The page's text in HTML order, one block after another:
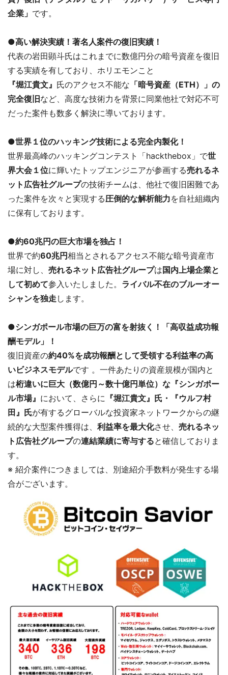
企業」 です。
●高い解決実績！著名人案件の復旧実績！
代表の岩田顕斗氏はこれまでに数億円分の暗号資産を復旧
する実績を有しており、ホリエモンこと
『堀江貴文』 氏のアクセス不能な 「暗号資産（ETH）」の
完全復旧など、高度な技術力を背景に同業他社で対応不可
だった案件も数多く解決に導いております。
●世界１位のハッキング技術による完全内製化！
世界最高峰のハッキングコンテスト「hackthebox」で世
界大会１位に輝いたトップエンジニアが参画する売れるネ
ット広告社グループの技術チームは、他社で復旧困難であ
った案件を次々と実現する圧倒的な解析能力を自社組織内
に保有しております。
●約60兆円の巨大市場を独占！
世界で約60兆円相当とされるアクセス不能な暗号資産市
場に対し、 売れるネット広告社グループは 国内上場企業と
して初めて参入いたしました。 ライバル不在のブルーオー
シャンを独走します。
●シンガポール市場の巨万の富を射抜く！「高収益成功報
酬モデル」！
復旧資産の約40%を成功報酬として受領する利益率の高
いビジネスモデルです 。一件あたりの資産規模が国内と
は桁違いに巨大（数億円～数十億円単位）な『シンガポー
ル市場』 において、さらに 『堀江貴文』氏・『ウルフ村
田』氏が有するグローバルな投資家ネットワークからの継
続的な大型案件獲得は、 利益率を最大化させ、 売れるネッ
ト広告社グループの連結業績に寄与すると確信しておりま
す。
※ 紹介案件につきましては、別途紹介手数料が発生する場
合がございます。